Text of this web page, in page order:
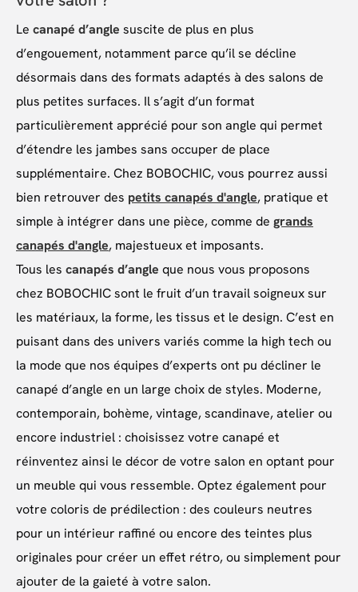
Le canapé d’angle suscite de plus en plus
d’engouement, notamment parce qu’il se décline
désormais dans des formats adaptés à des salons de
plus petites surfaces. Il s’agit d’un format
particulièrement apprécié pour son angle qui permet
d’étendre les jambes sans occuper de place
supplémentaire. Chez BOBOCHIC, vous pourrez aussi
bien retrouver des petits canapés d'angle, pratique et
simple à intégrer dans une pièce, comme de grands
canapés d'angle, majestueux et imposants.
Tous les canapés d’angle que nous vous proposons
chez BOBOCHIC sont le fruit d’un travail soigneux sur
les matériaux, la forme, les tissus et le design. C’est en
puisant dans des univers variés comme la high tech ou
la mode que nos équipes d’experts ont pu décliner le
canapé d’angle en un large choix de styles. Moderne,
contemporain, bohème, vintage, scandinave, atelier ou
encore industriel : choisissez votre canapé et
réinventez ainsi le décor de votre salon en optant pour
un meuble qui vous ressemble. Optez également pour
votre coloris de prédilection : des couleurs neutres
pour un intérieur raffiné ou encore des teintes plus
originales pour créer un effet rétro, ou simplement pour
ajouter de la gaieté à votre salon.